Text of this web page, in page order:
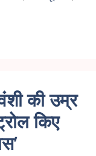
की उम्र
किए